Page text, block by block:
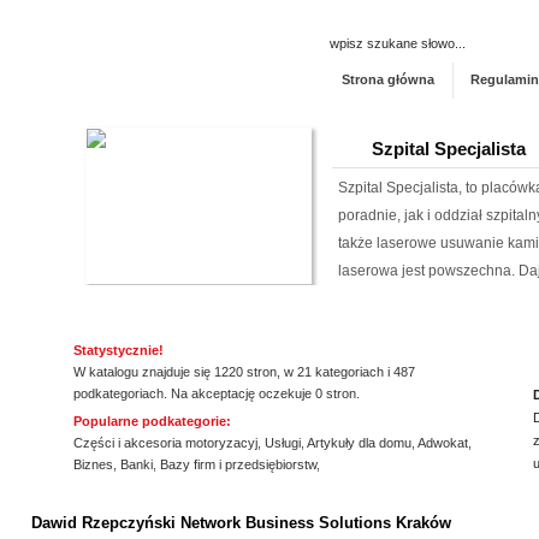
Strona główna
Szpital Specjalista
Szpital Specjalista, to
poradnie, jak i oddział
także laserowe usuwanie
laserowa jest powszechna.
Obsługujemy też serwis
nas pracownicy to
informacje na temat urządzeń
HYDRO-PLAN
Statystycznie!
W katalogu znajduje się 1220 stron, w 21 kategoriach i 487
podkategoriach. Na akceptację oczekuje 0 stron.
Popularne podkategorie:
Części i akcesoria motoryzacyj Usługi Artykuły dla domu Adwokat
Biznes
Banki Bazy firm i przedsiębiorstw,
Dawid Rzepczyński Network Business Solutions Kraków